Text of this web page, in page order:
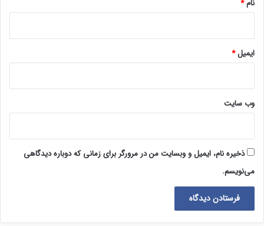
نام*
ایمیل*
وب‌ سایت
ذخیره نام، ایمیل و وبسایت من در مرورگر برای زمانی که دوباره دیدگاهی
می‌نویسم.